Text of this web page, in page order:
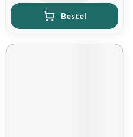
Bestel